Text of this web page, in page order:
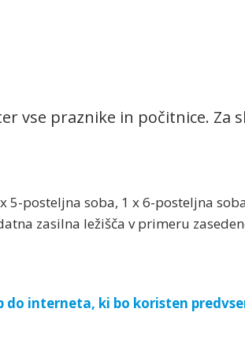
vse praznike in počitnice.
5-posteljna soba, 1 x 6-posteljna
zasilna ležišča v primeru
do interneta, ki bo koristen